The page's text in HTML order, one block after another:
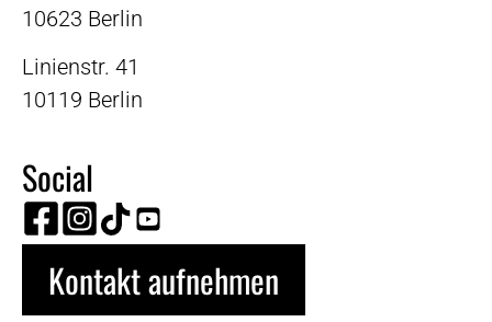
10623 Berlin
Linienstr. 41
10119 Berlin
Social
Kontakt aufnehmen